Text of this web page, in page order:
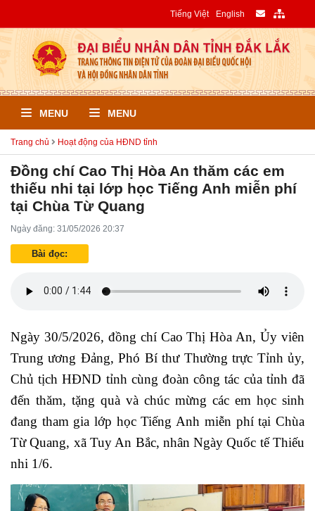
Tiếng Việt English
MENU MENU
Trang chủ Hoạt động của HĐND tỉnh
Đồng chí Cao Thị Hòa An thăm các em
thiếu nhi tại lớp học Tiếng Anh miễn phí
tại Chùa Từ Quang
Ngày đăng: 31/05/2026 20:37
Bài đọc:
Ngày 30/5/2026, đồng chí Cao Thị Hòa An, Ủy viên
Trung ương Đảng, Phó Bí thư Thường trực Tỉnh ủy,
Chủ tịch HĐND tỉnh cùng đoàn công tác của tỉnh đã
đến thăm, tặng quà và chúc mừng các em học sinh
đang tham gia lớp học Tiếng Anh miễn phí tại Chùa
Từ Quang, xã Tuy An Bắc, nhân Ngày Quốc tế Thiếu
nhi 1/6.